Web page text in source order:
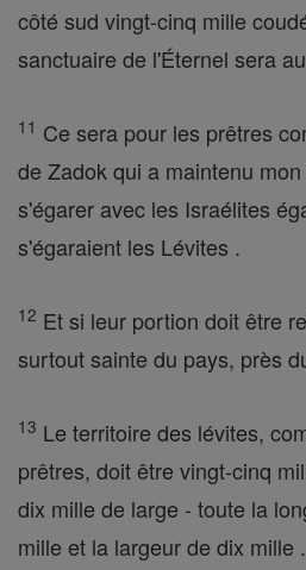
côté sud vingt-cinq mille
sanctuaire de l'Éternel sera
11 Ce sera pour les prêtres
de Zadok qui a maintenu
s'égarer avec les Israélites
s'égaraient les Lévites .
12 Et si leur portion doit être
surtout sainte du pays, près
13 Le territoire des lévites,
prêtres, doit être vingt-cinq
dix mille de large - toute la
mille et la largeur de dix mille .